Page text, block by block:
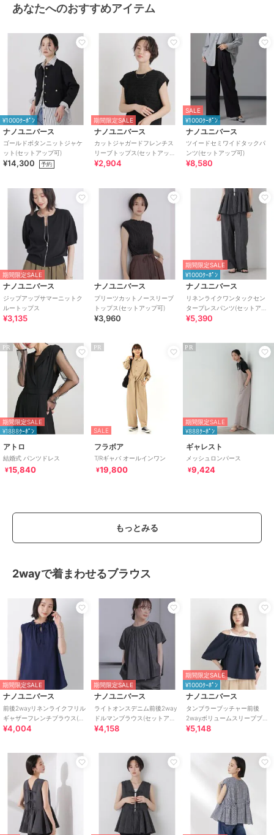
二次会
ポリエステル素材/ 無地/
ストレートパンツ
パーティー・結婚式・
原産国 シャツ:中国製、パンツ:中国製
あなたへのおすすめアイテム
¥1000ｸｰﾎﾟﾝ
ナノユニバース
ゴールドボタンニットジャケ
ット(セットアップ可)
¥14,300 予約
期間限定SALE
ナノユニバース
カットジャガードフレンチス
リーブトップス(セットアップ
可)
¥2,904
SALE
¥1000ｸｰﾎﾟﾝ
ナノユニバース
ツイードセミワイドタックパ
ンツ(セットアップ可)
¥8,580
期間限定SALE
ナノユニバース
ジップアップサマーニットク
ルートップス
¥3,135
ナノユニバース
プリーツカットノースリーブ
トップス(セットアップ可)
¥3,960
期間限定SALE
¥1000ｸｰﾎﾟﾝ
ナノユニバース
リネンライクワンタックセン
タープレスパンツ(セットアッ
プ可)
¥5,390
PR
期間限定SALE
¥1888ｸｰﾎﾟﾝ
アトロ
結婚式 パンツドレス
¥15,840
PR
SALE
フラボア
T/Rギャバ オールインワン
¥19,800
PR
期間限定SALE
¥888ｸｰﾎﾟﾝ
ギャレスト
メッシュロンパース
¥9,424
もっとみる
2wayで着まわせるブラウス
期間限定SALE
ナノユニバース
前後2wayリネンライクフリル
ギャザーフレンチブラウス(セ
ットアップ可)
¥4,004
期間限定SALE
ナノユニバース
ライトオンスデニム前後2way
ドルマンブラウス(セットアッ
プ可)
¥4,158
期間限定SALE
¥1000ｸｰﾎﾟﾝ
ナノユニバース
タンブラーブッチャー前後
2wayボリュームスリーブブラ
ウス(セットアップ
¥5,148